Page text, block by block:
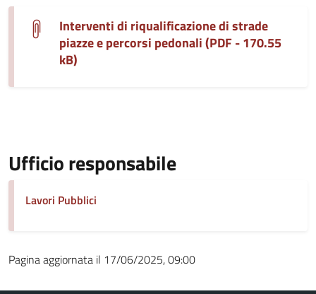
Interventi di riqualificazione di strade
piazze e percorsi pedonali (PDF - 170.55
kB)
Ufficio responsabile
Lavori Pubblici
Pagina aggiornata il 17/06/2025, 09:00